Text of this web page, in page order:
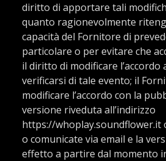
diritto di apportare tali
quanto ragionevolmente
capacità del Fornitore di
particolare o per evitare che
il diritto di modificare l’accordo
verificarsi di tale evento; il
modificare l’accordo con la
versione riveduta all’indirizzo
https://whoplay.soundflower.it
o comunicate via email e la
effetto a partire dal momento